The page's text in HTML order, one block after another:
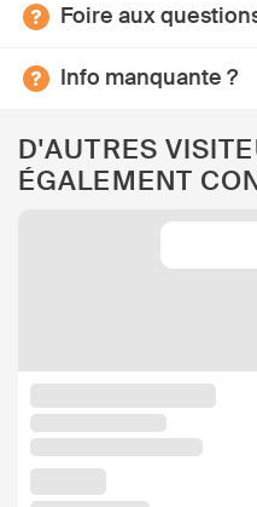
Foire aux
Info manquante ?
D'AUTRES
ÉGALEMENT